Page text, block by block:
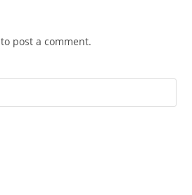
to post a comment.